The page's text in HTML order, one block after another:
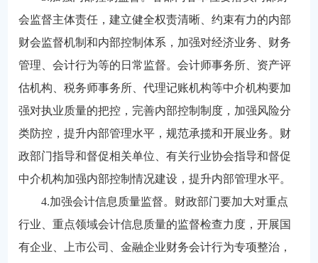
会监督主体责任，建立健全权责清晰、约束有力的内部
财会监督机制和内部控制体系，加强对经济业务、财务
管理、会计行为等的日常监督。会计师事务所、资产评
估机构、税务师事务所、代理记账机构等中介机构要加
强对执业质量的把控，完善内部控制制度，加强风险分
类防控，提升内部管理水平，规范承揽和开展业务。财
政部门指导和督促相关单位、有关行业协会指导和督促
中介机构加强内部控制情况建设，提升内部管理水平。
4.加强会计信息质量监督。财政部门要加大对重点
行业、重点领域会计信息质量的监督检查力度，开展国
有企业、上市公司、金融企业财务会计行为专项整治，